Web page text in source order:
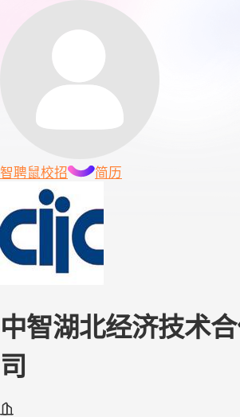
智聘鼠校招 简历
中智湖北经济技术
司